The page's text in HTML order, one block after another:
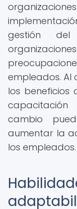
gestión
empleados. Al
los
cambio
aumentar la
los empleados.